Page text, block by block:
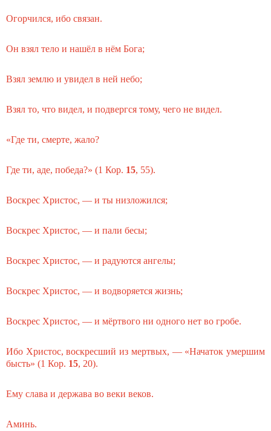
Огорчился, ибо связан.
Он взял тело и нашёл в нём Бога;
Взял землю и увидел в ней небо;
Взял то, что видел, и подвергся тому, чего не видел.
«Где ти, смерте, жало?
Где ти, аде, победа?» (1 Кор. 15, 55).
Воскрес Христос, — и ты низложился;
Воскрес Христос, — и пали бесы;
Воскрес Христос, — и радуются ангелы;
Воскрес Христос, — и водворяется жизнь;
Воскрес Христос, — и мёртвого ни одного нет во гробе.
Ибо Христос, воскресший из мертвых, — «Начаток умершим
бысть» (1 Кор. 15, 20).
Ему слава и держава во веки веков.
Аминь.